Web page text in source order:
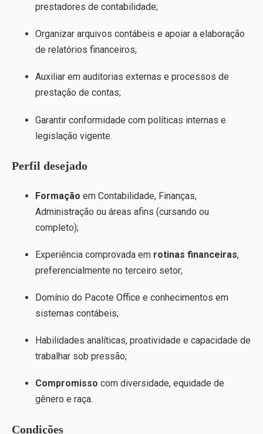
prestadores de contabilidade;
Organizar arquivos contábeis e apoiar a elaboração
de relatórios financeiros;
Auxiliar em auditorias externas e processos de
prestação de contas;
Garantir conformidade com políticas internas e
legislação vigente.
Perfil desejado
Formação em Contabilidade, Finanças,
Administração ou áreas afins (cursando ou
completo);
Experiência comprovada em rotinas financeiras,
preferencialmente no terceiro setor;
Domínio do Pacote Office e conhecimentos em
sistemas contábeis;
Habilidades analíticas, proatividade e capacidade de
trabalhar sob pressão;
Compromisso com diversidade, equidade de
gênero e raça.
Condições